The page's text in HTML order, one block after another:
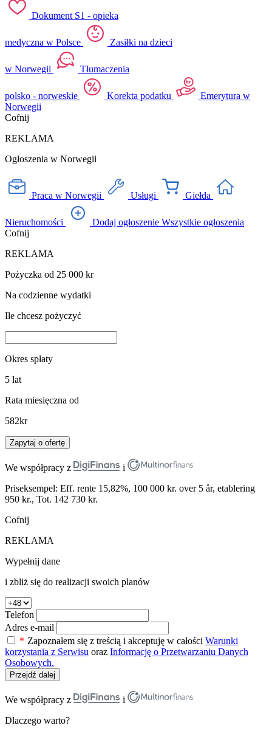
Dokument S1 - opieka
medyczna w Polsce Zasiłki na dzieci
w Norwegii Tłumaczenia
polsko - norweskie Korekta podatku
Emerytura w
Norwegii
Cofnij
REKLAMA
Ogłoszenia w Norwegii
Praca w Norwegii Usługi Giełda
Nieruchomości Dodaj ogłoszenie Wszystkie ogłoszenia
Cofnij
REKLAMA
Pożyczka od 25 000 kr
Na codzienne wydatki
Ile chcesz pożyczyć
Okres spłaty
5 lat
Rata miesięczna od
582kr
Zapytaj o ofertę
We współpracy z
i
Priseksempel: Eff. rente 15,82%, 100 000 kr. over 5 år, etablering
950 kr., Tot. 142 730 kr.
Cofnij
REKLAMA
Wypełnij dane
i zbliż się do realizacji swoich planów
Telefon
Adres e-mail
* Zapoznałem się z treścią i akceptuję w całości Warunki
korzystania z Serwisu oraz Informację o Przetwarzaniu Danych
Osobowych.
Przejdź dalej
We współpracy z
i
Dlaczego warto?